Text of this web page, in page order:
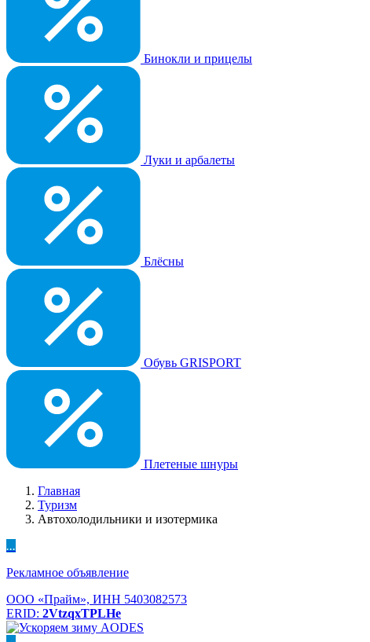
Бинокли и прицелы
Луки и арбалеты
Блёсны
Обувь GRISPORT
Плетеные шнуры
Главная
Туризм
Автохолодильники и изотермика
...
Рекламное объявление
ООО «Прайм», ИНН 5403082573
ERID: 2VtzqxTPLHe